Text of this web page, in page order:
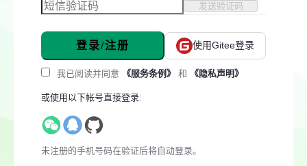
发送验证码
登录/注册 使用Gitee登录
我已阅读并同意 《服务条例》 和 《隐私声明》
或使用以下帐号直接登录:
未注册的手机号码在验证后将自动登录。